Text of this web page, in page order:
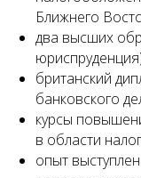
Ближнего
два высших
британский
банковского
курсы
в области
опыт